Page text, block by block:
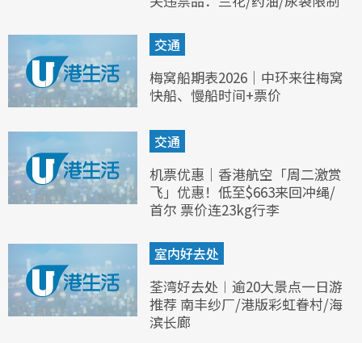
交通
梅窝船期表2026｜中环来往梅窝
快船、慢船时间+票价
交通
机票优惠｜香港航空「周二激赏
飞」优惠！低至$663来回冲绳/
首尔 票价连23kg行李
室内好去处
荃湾好去处︱逾20大景点一日游
推荐 南丰纱厂/港版彩虹眷村/海
滨长廊